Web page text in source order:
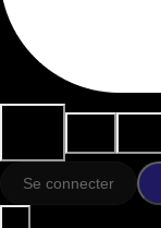
Se connecter